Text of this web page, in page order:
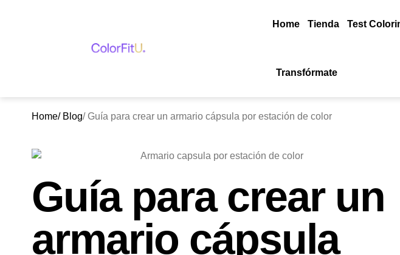
Home Tienda Test
Transfórmate
Home/ Blog/ Guía para crear un armario cápsula por estación de color
Guía para crear un
armario cápsula